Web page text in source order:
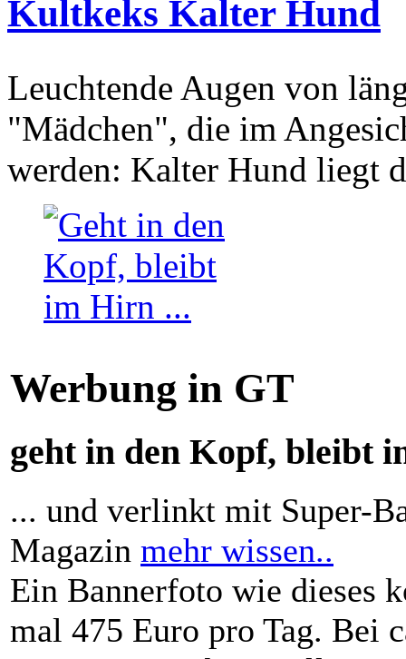
Kultkeks Kalter Hund
Leuchtende Augen von
"Mädchen", die im
werden: Kalter Hund liegt
Werbung in GT
geht in den Kopf, bleibt
... und verlinkt mit Super-
Magazin mehr wissen..
Ein Bannerfoto wie dieses
mal 475 Euro pro Tag. Bei